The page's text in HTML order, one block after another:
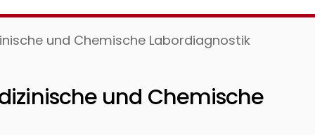
und Chemische Labordiagnostik
und Chemische